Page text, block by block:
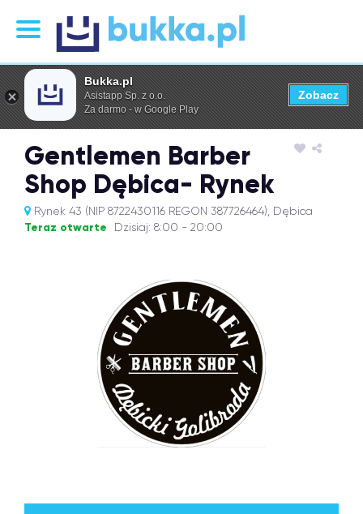
Gentlemen Barber
Shop Dębica- Rynek
Rynek 43 (NIP 8722430116 REGON 387726464), Dębica
Teraz otwarte Dzisiaj: 8:00 - 20:00
Bukka.pl
Asistapp Sp. z o.o.
Za darmo - w Google Play
Zobacz